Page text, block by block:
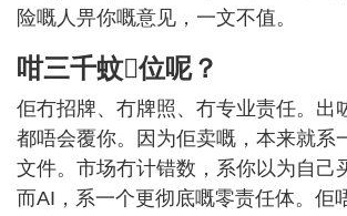
险嘅人畀你嘅意见，一文不值。
咁三千蚊𠮶位呢？
佢冇招牌、冇牌照、冇专业责任。出
都唔会覆你。因为佢卖嘅，本来就系
文件。市场冇计错数，系你以为自己
而AI，系一个更彻底嘅零责任体。佢